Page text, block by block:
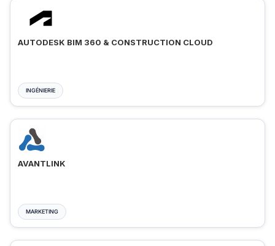
AUTODESK BIM 360 & CONSTRUCTION CLOUD
INGÉNIERIE
AVANTLINK
MARKETING